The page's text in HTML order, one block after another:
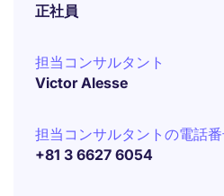
正社員
担当コンサルタント
Victor Alesse
担当コンサルタントの電話
+81 3 6627 6054